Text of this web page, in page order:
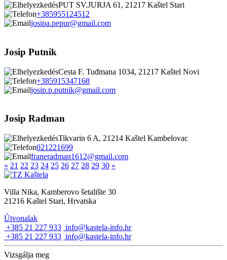
PUT SV.JURJA 61, 21217 Kaštel Stari
+385955124512
josipa.pepur@gmail.com
Josip Putnik
Cesta F. Tuđmana 1034, 21217 Kaštel Novi
+385915347168
josip.p.putnik@gmail.com
Josip Radman
Tikvarin 6 A, 21214 Kaštel Kambelovac
021221699
franeradman1612@gmail.com
« 21 22 23 24 25 26 27 28 29 30 »
Villa Nika, Kamberovo šetalište 30
21216 Kaštel Stari, Hrvatska
Útvonalak
+385 21 227 933 info@kastela-info.hr
+385 21 227 933 info@kastela-info.hr
Vizsgálja meg